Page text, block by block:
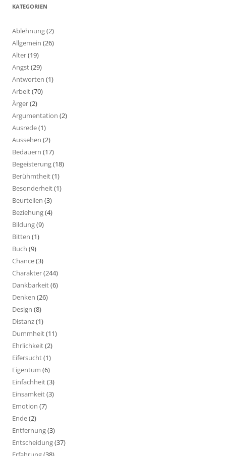
KATEGORIEN
Ablehnung(2)
Allgemein (26)
Alter(19)
Angst(29)
Antworten (1)
Arbeit(70)
Ärger(2)
Argumentation (2)
Ausrede(1)
Aussehen (2)
Bedauern (17)
Begeisterung(18)
Berühmtheit(1)
Besonderheit(1)
Beurteilen (3)
Beziehung(4)
Bildung(9)
Bitten (1)
Buch (9)
Chance(3)
Charakter(244)
Dankbarkeit(6)
Denken (26)
Design (8)
Distanz(1)
Dummheit(11)
Ehrlichkeit(2)
Eifersucht(1)
Eigentum (6)
Einfachheit(3)
Einsamkeit(3)
Emotion (7)
Ende(2)
Entfernung(3)
Entscheidung(37)